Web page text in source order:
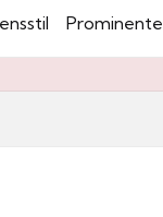
Prominente